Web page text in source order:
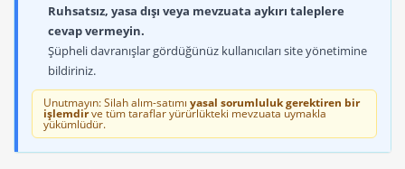
Ruhsatsız, yasa dışı veya mevzuata aykırı taleplere
cevap vermeyin.
Şüpheli davranışlar gördüğünüz kullanıcıları site yönetimine
bildiriniz.
Unutmayın: Silah alım-satımı yasal sorumluluk gerektiren bir
işlemdirve tüm taraflar yürürlükteki mevzuata uymakla
yükümlüdür.